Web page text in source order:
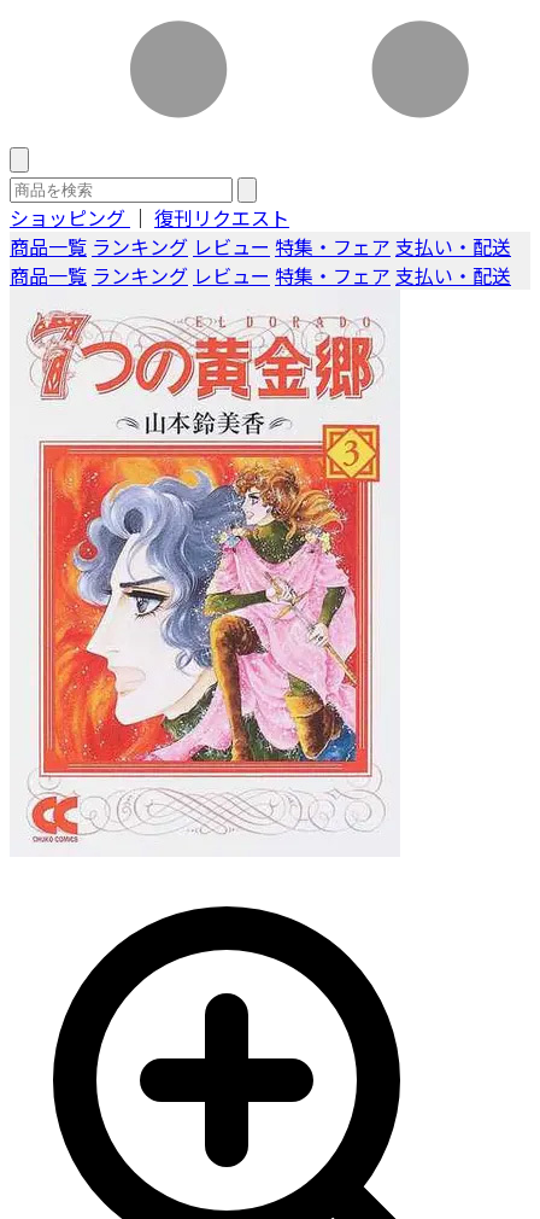
ショッピング ｜ 復刊リクエスト
商品一覧 ランキング レビュー 特集・フェア 支払い・配送
商品一覧 ランキング レビュー 特集・フェア 支払い・配送